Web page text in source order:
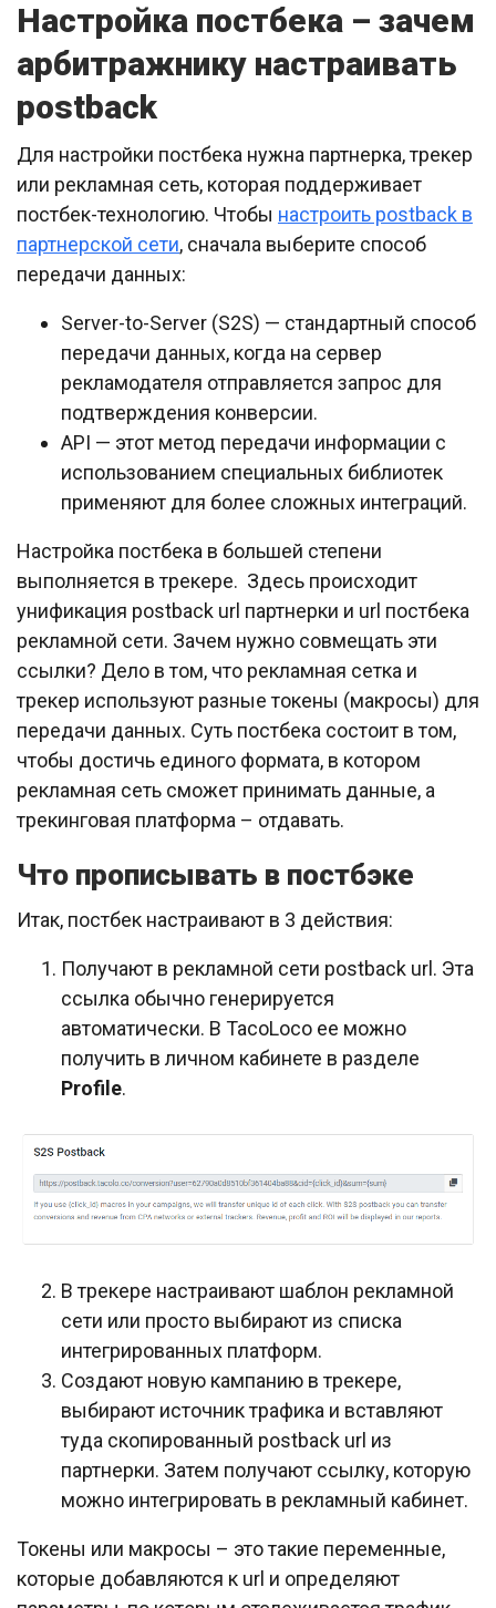
Настройка постбека – зачем
арбитражнику настраивать
postback
Для настройки постбека нужна партнерка, трекер
или рекламная сеть, которая поддерживает
постбек-технологию. Чтобы настроить postback в
партнерской сети, сначала выберите способ
передачи данных:
Server-to-Server (S2S) — стандартный способ
передачи данных, когда на сервер
рекламодателя отправляется запрос для
подтверждения конверсии.
API — этот метод передачи информации с
использованием специальных библиотек
применяют для более сложных интеграций.
Настройка постбека в большей степени
выполняется в трекере. Здесь происходит
унификация postback url партнерки и url постбека
рекламной сети. Зачем нужно совмещать эти
ссылки? Дело в том, что рекламная сетка и
трекер используют разные токены (макросы) для
передачи данных. Суть постбека состоит в том,
чтобы достичь единого формата, в котором
рекламная сеть сможет принимать данные, а
трекинговая платформа – отдавать.
Что прописывать в постбэке
Итак, постбек настраивают в 3 действия:
Получают в рекламной сети postback url. Эта
ссылка обычно генерируется
автоматически. В TacoLoco ее можно
получить в личном кабинете в разделе
Profile.
В трекере настраивают шаблон рекламной
сети или просто выбирают из списка
интегрированных платформ.
Создают новую кампанию в трекере,
выбирают источник трафика и вставляют
туда скопированный postback url из
партнерки. Затем получают ссылку, которую
можно интегрировать в рекламный кабинет.
Токены или макросы – это такие переменные,
которые добавляются к url и определяют